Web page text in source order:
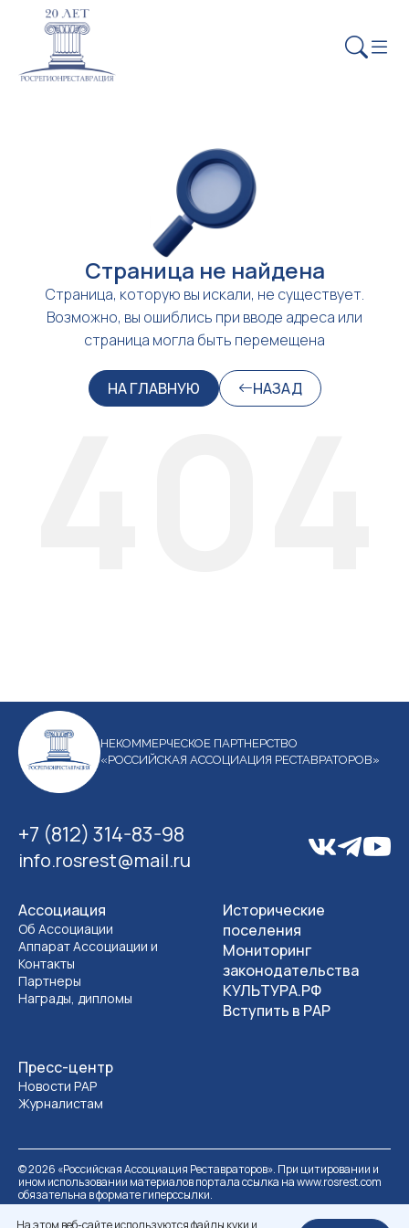
Страница не найдена
Страница, которую вы искали, не существует.
Возможно, вы ошиблись при вводе адреса или
страница могла быть перемещена
НА ГЛАВНУЮ НАЗАД
На этом веб-сайте используются файлы куки и
НЕКОММЕРЧЕСКОЕ ПАРТНЕРСТВО
«РОССИЙСКАЯ АССОЦИАЦИЯ РЕСТАВРАТОРОВ»
+7 (812) 314-83-98
info.rosrest@mail.ru
Ассоциация
Об Ассоциации
Аппарат Ассоциации и
Контакты
Партнеры
Награды, дипломы
Пресс-центр
Новости РАР
Журналистам
Исторические
поселения
Мониторинг
законодательства
КУЛЬТУРА.РФ
Вступить в РАР
©2026 «Российская Ассоциация Реставраторов». При цитировании и
ином использовании материалов портала ссылка на www.rosrest.com
обязательна в формате гиперссылки.
Политика обработки персональных данных
Разработка сайта